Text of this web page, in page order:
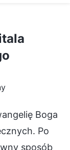
Boga
Po
sposób